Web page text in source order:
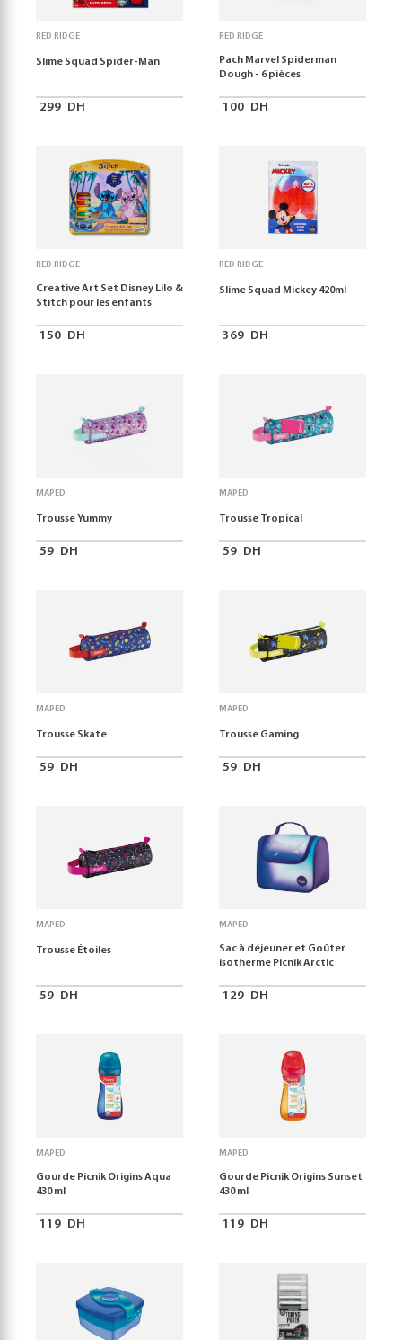
RED RIDGE
Slime Squad Spider-Man
299 DH
RED RIDGE
Pach Marvel Spiderman
Dough - 6 pièces
100 DH
RED RIDGE
Creative Art Set Disney Lilo &
Stitch pour les enfants
150 DH
RED RIDGE
Slime Squad Mickey 420ml
369 DH
MAPED
Trousse Yummy
59 DH
MAPED
Trousse Tropical
59 DH
MAPED
Trousse Skate
59 DH
MAPED
Trousse Gaming
59 DH
MAPED
Trousse Étoiles
59 DH
MAPED
Sac à déjeuner et Goûter
isotherme Picnik Arctic
129 DH
MAPED
Gourde Picnik Origins Aqua
430 ml
119 DH
MAPED
Gourde Picnik Origins Sunset
430 ml
119 DH